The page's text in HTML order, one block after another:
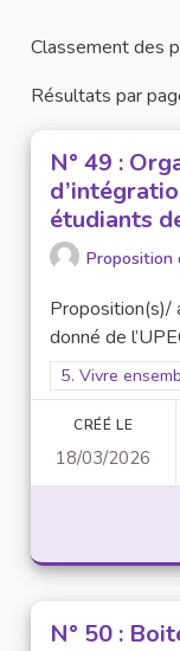
Classement des
Résultats par
N° 49 :
étudiants
Proposition
donné de
Filtrer les
5. Vivre
CRÉÉ LE
18/03/2026
N° 50 :